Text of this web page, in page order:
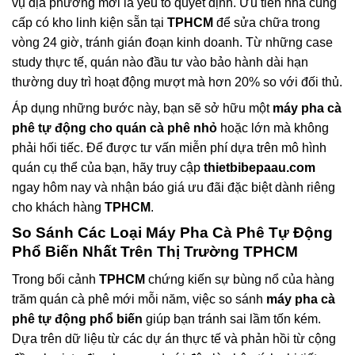
vụ địa phương mới là yếu tố quyết định. Ưu tiên nhà cung
cấp có kho linh kiện sẵn tại TPHCM để sửa chữa trong
vòng 24 giờ, tránh gián đoạn kinh doanh. Từ những case
study thực tế, quán nào đầu tư vào bảo hành dài hạn
thường duy trì hoạt động mượt mà hơn 20% so với đối thủ.
Áp dụng những bước này, bạn sẽ sở hữu một máy pha cà
phê tự động cho quán cà phê nhỏ hoặc lớn mà không
phải hối tiếc. Để được tư vấn miễn phí dựa trên mô hình
quán cụ thể của bạn, hãy truy cập thietbibepaau.com
ngay hôm nay và nhận báo giá ưu đãi đặc biệt dành riêng
cho khách hàng TPHCM.
So Sánh Các Loại Máy Pha Cà Phê Tự Động
Phổ Biến Nhất Trên Thị Trường TPHCM
Trong bối cảnh TPHCM chứng kiến sự bùng nổ của hàng
trăm quán cà phê mới mỗi năm, việc so sánh máy pha cà
phê tự động phổ biến giúp bạn tránh sai lầm tốn kém.
Dựa trên dữ liệu từ các dự án thực tế và phản hồi từ cộng